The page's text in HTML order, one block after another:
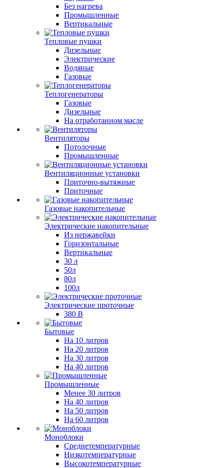
Без нагрева
Промышленные
Вертикальные
Тепловые пушки
Дизельные
Электрические
Водяные
Газовые
Теплогенераторы
Газовые
Дизельные
На отработанном масле
Вентиляторы
Потолочные
Промышленные
Вентиляционные установки
Приточно-вытяжные
Приточные
Газовые накопительные
Электрические накопительные
Из нержавейки
Горизонтальные
Вертикальные
30 л
50л
80л
100л
Электрические проточные
380 В
Бытовые
На 10 литров
На 20 литров
На 30 литров
На 40 литров
Промышленные
Менее 30 литров
На 40 литров
На 50 литров
На 60 литров
Моноблоки
Среднетемпературные
Низкотемпературные
Высокотемпературные